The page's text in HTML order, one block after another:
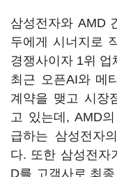
삼성전자와 AMD
두에게 시너지로
경쟁사이자 1위 업
최근 오픈AI와 메
계약을 맺고 시장
고 있는데 , AMD
급하는 삼성전자
다. 또한 삼성전자
D를 고객사로 최